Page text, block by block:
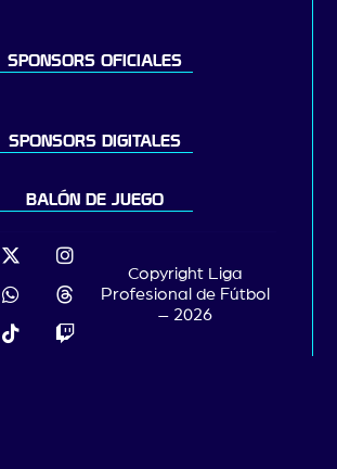
SPONSORS OFICIALES
SPONSORS DIGITALES
BALÓN DE JUEGO
Copyright Liga
Profesional de Fútbol
– 2026